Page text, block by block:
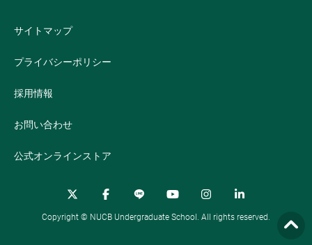
サイトマップ
プライバシーポリシー
採用情報
お問い合わせ
公式オンラインストア
Copyright © NUCB Undergraduate School. All rights reserved.